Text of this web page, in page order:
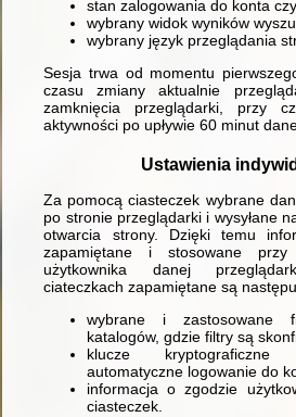
stan zalogowania do konta
wybrany widok wyników
wybrany język przeglądania
Sesja trwa od momentu
czasu zmiany aktualnie
zamknięcia przeglądarki, przy
aktywności po upływie 60 minut
Ustawienia
Za pomocą ciasteczek wybrane
po stronie przeglądarki i wysyłane
otwarcia strony. Dzięki temu
zapamiętane i stosowane przy
użytkownika danej
ciateczkach zapamiętane są
wybrane i zastosowane
katalogów, gdzie filtry są
klucze
automatyczne logowanie do
informacja o zgodzie
ciasteczek.